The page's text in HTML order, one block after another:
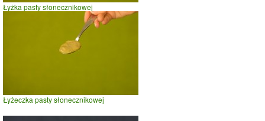
Łyżka pasty słonecznikowej
Łyżeczka pasty słonecznikowej